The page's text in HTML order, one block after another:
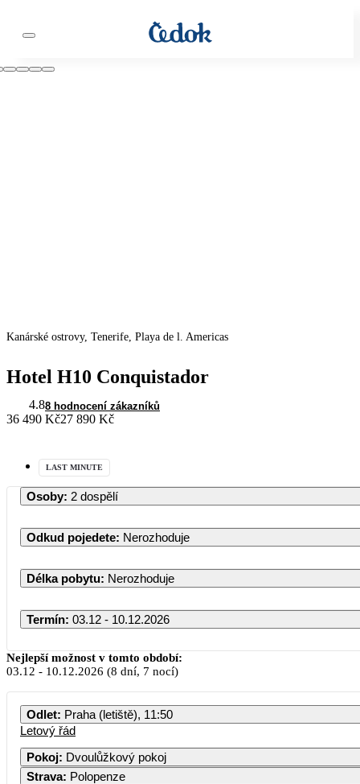
Kanárské ostrovy, Tenerife, Playa de l. Americas
Hotel H10 Conquistador
4.88 hodnocení zákazníků
36 490 Kč27 890 Kč
LAST MINUTE
Osoby: 2 dospělí
Odkud pojedete: Nerozhoduje
Délka pobytu: Nerozhoduje
Termín: 03.12 - 10.12.2026
Prosinec 2026
PO ÚT ST ČT PÁ SO
27 890
Nejlepší možnost v tomto období:
03.12 - 10.12.2026 (8 dní, 7 nocí)
Odlet: Praha (letiště), 11:50
Letový řád
Pokoj: Dvoulůžkový pokoj
Strava: Polopenze